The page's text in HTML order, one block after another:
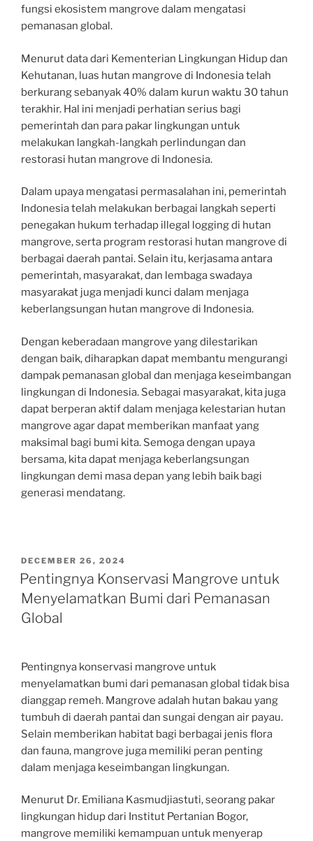
fungsi ekosistem mangrove dalam mengatasi
pemanasan global.
Menurut data dari Kementerian Lingkungan Hidup dan
Kehutanan, luas hutan mangrove di Indonesia telah
berkurang sebanyak 40% dalam kurun waktu 30 tahun
terakhir. Hal ini menjadi perhatian serius bagi
pemerintah dan para pakar lingkungan untuk
melakukan langkah-langkah perlindungan dan
restorasi hutan mangrove di Indonesia.
Dalam upaya mengatasi permasalahan ini, pemerintah
Indonesia telah melakukan berbagai langkah seperti
penegakan hukum terhadap illegal logging di hutan
mangrove, serta program restorasi hutan mangrove di
berbagai daerah pantai. Selain itu, kerjasama antara
pemerintah, masyarakat, dan lembaga swadaya
masyarakat juga menjadi kunci dalam menjaga
keberlangsungan hutan mangrove di Indonesia.
Dengan keberadaan mangrove yang dilestarikan
dengan baik, diharapkan dapat membantu mengurangi
dampak pemanasan global dan menjaga keseimbangan
lingkungan di Indonesia. Sebagai masyarakat, kita juga
dapat berperan aktif dalam menjaga kelestarian hutan
mangrove agar dapat memberikan manfaat yang
maksimal bagi bumi kita. Semoga dengan upaya
bersama, kita dapat menjaga keberlangsungan
lingkungan demi masa depan yang lebih baik bagi
generasi mendatang.
POSTED
ON
DECEMBER 26, 2024
Pentingnya Konservasi Mangrove untuk
Menyelamatkan Bumi dari Pemanasan
Global
Pentingnya konservasi mangrove untuk
menyelamatkan bumi dari pemanasan global tidak bisa
dianggap remeh. Mangrove adalah hutan bakau yang
tumbuh di daerah pantai dan sungai dengan air payau.
Selain memberikan habitat bagi berbagai jenis flora
dan fauna, mangrove juga memiliki peran penting
dalam menjaga keseimbangan lingkungan.
Menurut Dr. Emiliana Kasmudjiastuti, seorang pakar
lingkungan hidup dari Institut Pertanian Bogor,
mangrove memiliki kemampuan untuk menyerap